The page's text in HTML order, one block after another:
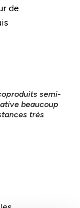
de
semi-
beaucoup
très